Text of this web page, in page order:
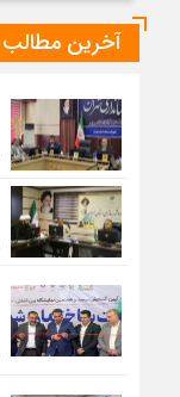
آخرین مطالب